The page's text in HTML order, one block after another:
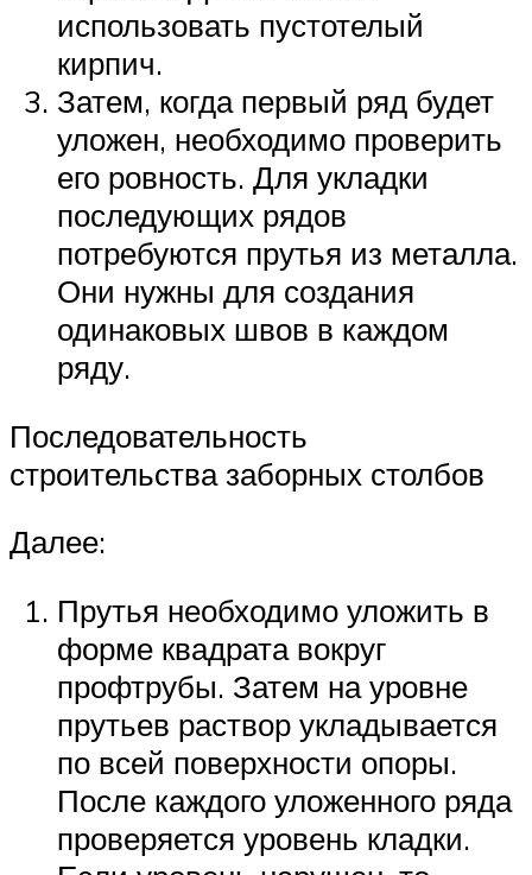
использовать пустотелый
кирпич.
Затем, когда первый ряд будет
уложен, необходимо проверить
его ровность. Для укладки
последующих рядов
потребуются прутья из металла.
Они нужны для создания
одинаковых швов в каждом
ряду.
Последовательность
строительства заборных столбов
Далее:
Прутья необходимо уложить в
форме квадрата вокруг
профтрубы. Затем на уровне
прутьев раствор укладывается
по всей поверхности опоры.
После каждого уложенного ряда
проверяется уровень кладки.